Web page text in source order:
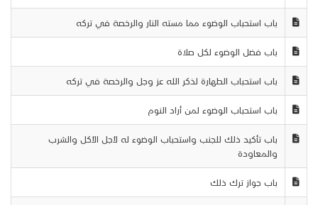
باب استحباب الوضوء مما مسته النار والرخصة في تركه
باب فضل الوضوء لكل صلاة
باب استحباب الطهارة لذكر الله عز وجل والرخصة في تركه
باب استحباب الوضوء لمن أراد النوم
باب تأكيد ذلك للجنب واستحباب الوضوء له لأجل الأكل والشرب
والمعاودة
باب جواز ترك ذلك